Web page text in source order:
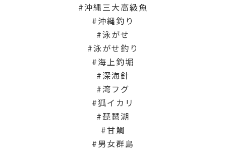
沖縄三大高級魚
沖縄釣り
泳がせ
泳がせ釣り
海上釣堀
深海針
湾フグ
狐イカリ
琵琶湖
甘鯛
男女群島